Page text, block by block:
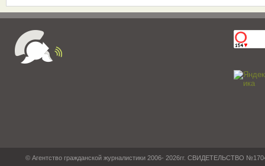
© Агентство гражданской журналистики 2006- 2026гг. СВИДЕТЕЛЬСТВО